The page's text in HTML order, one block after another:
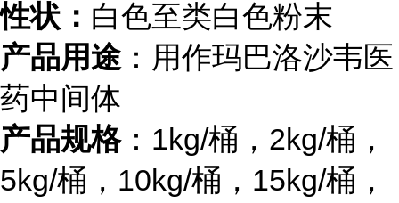
性状： 白色至类白色粉末
产品用途 ：用作玛巴洛沙韦医
药中间体
产品规格：1kg/桶，2kg/桶，
5kg/桶，10kg/桶，15kg/桶，